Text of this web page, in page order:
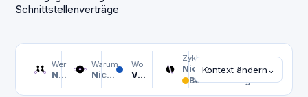
Schnittstellenverträge
Wer
Nicht ausgewählt
Warum
Nicht ausgewählt
Wo
Vertragsgestaltung - Definieren Sie klare Schnittstellenverträge
Zyklus
Nicht ausgewählt
Bereitstellungslinie
Kontext ändern⌄